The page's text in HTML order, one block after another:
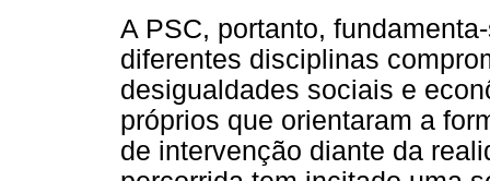
A PSC, portanto,
diferentes disciplinas
desigualdades sociais e
próprios que orientaram a
de intervenção diante da